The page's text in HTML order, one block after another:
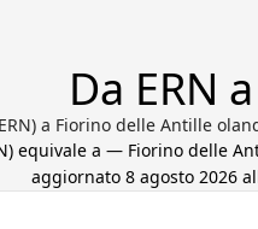
Da ERN
a Fiorino delle Antille
) equivale a — Fiorino delle
aggiornato 8 agosto 2026